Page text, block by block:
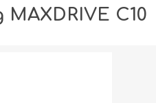
C10